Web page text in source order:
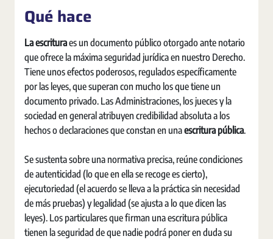
Qué hace
La escrituraes un documento público otorgado ante notario
que ofrece la máxima seguridad jurídica en nuestro Derecho.
Tiene unos efectos poderosos, regulados específicamente
por las leyes, que superan con mucho los que tiene un
documento privado. Las Administraciones, los jueces y la
sociedad en general atribuyen credibilidad absoluta a los
hechos o declaraciones que constan en unaescritura pública.
Se sustenta sobre una normativa precisa, reúne condiciones
de autenticidad (lo que en ella se recoge es cierto),
ejecutoriedad (el acuerdo se lleva a la práctica sin necesidad
de más pruebas) y legalidad (se ajusta a lo que dicen las
leyes). Los particulares que firman una escritura pública
tienen la seguridad de que nadie podrá poner en duda su